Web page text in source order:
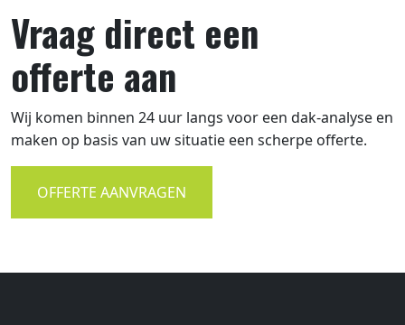
Vraag direct een
offerte aan
Wij komen binnen 24 uur langs voor een dak-analyse en
maken op basis van uw situatie een scherpe offerte.
OFFERTE AANVRAGEN